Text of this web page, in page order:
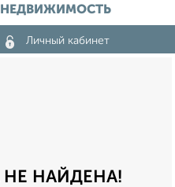
НЕДВИЖИМОСТЬ
Личный кабинет
НАЙДЕНА!